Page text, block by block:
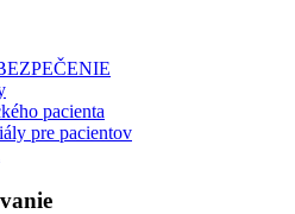
pacienta
pre pacientov